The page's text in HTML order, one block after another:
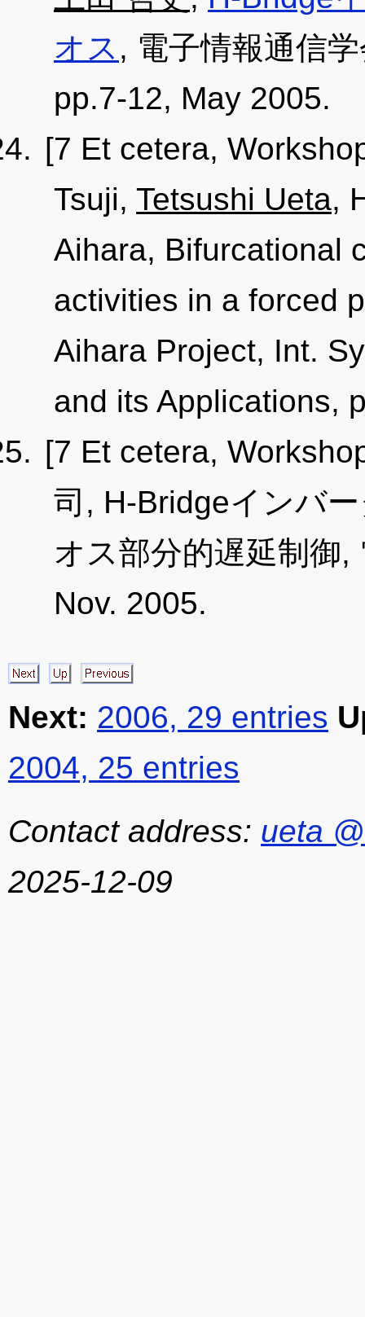
オス , 電子情報通信
pp.7-12, May 2005.
[7 Et cetera,
Tsuji, Tetsushi Ueta,
Aihara, Bifurcational
activities in a forced
Aihara Project, Int.
and its Applications,
[7 Et cetera,
司, H-Bridgeインバ
オス部分的遅延制御,
Nov. 2005.
Next: 2006, 29 entries
2004, 25 entries
Contact address: ueta
2025-12-09